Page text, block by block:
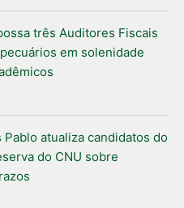
três Auditores Fiscais
em solenidade
Pablo atualiza candidatos do
do CNU sobre